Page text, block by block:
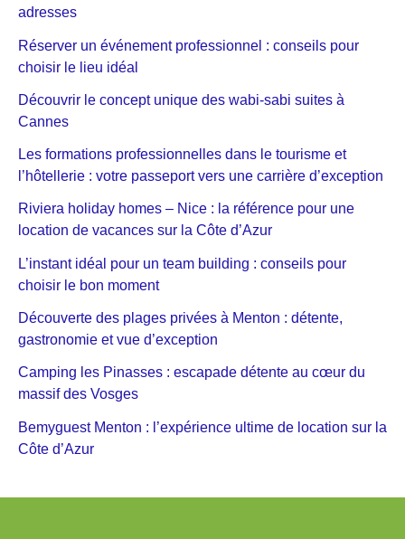
adresses
Réserver un événement professionnel : conseils pour
choisir le lieu idéal
Découvrir le concept unique des wabi-sabi suites à
Cannes
Les formations professionnelles dans le tourisme et
l’hôtellerie : votre passeport vers une carrière d’exception
Riviera holiday homes – Nice : la référence pour une
location de vacances sur la Côte d’Azur
L’instant idéal pour un team building : conseils pour
choisir le bon moment
Découverte des plages privées à Menton : détente,
gastronomie et vue d’exception
Camping les Pinasses : escapade détente au cœur du
massif des Vosges
Bemyguest Menton : l’expérience ultime de location sur la
Côte d’Azur